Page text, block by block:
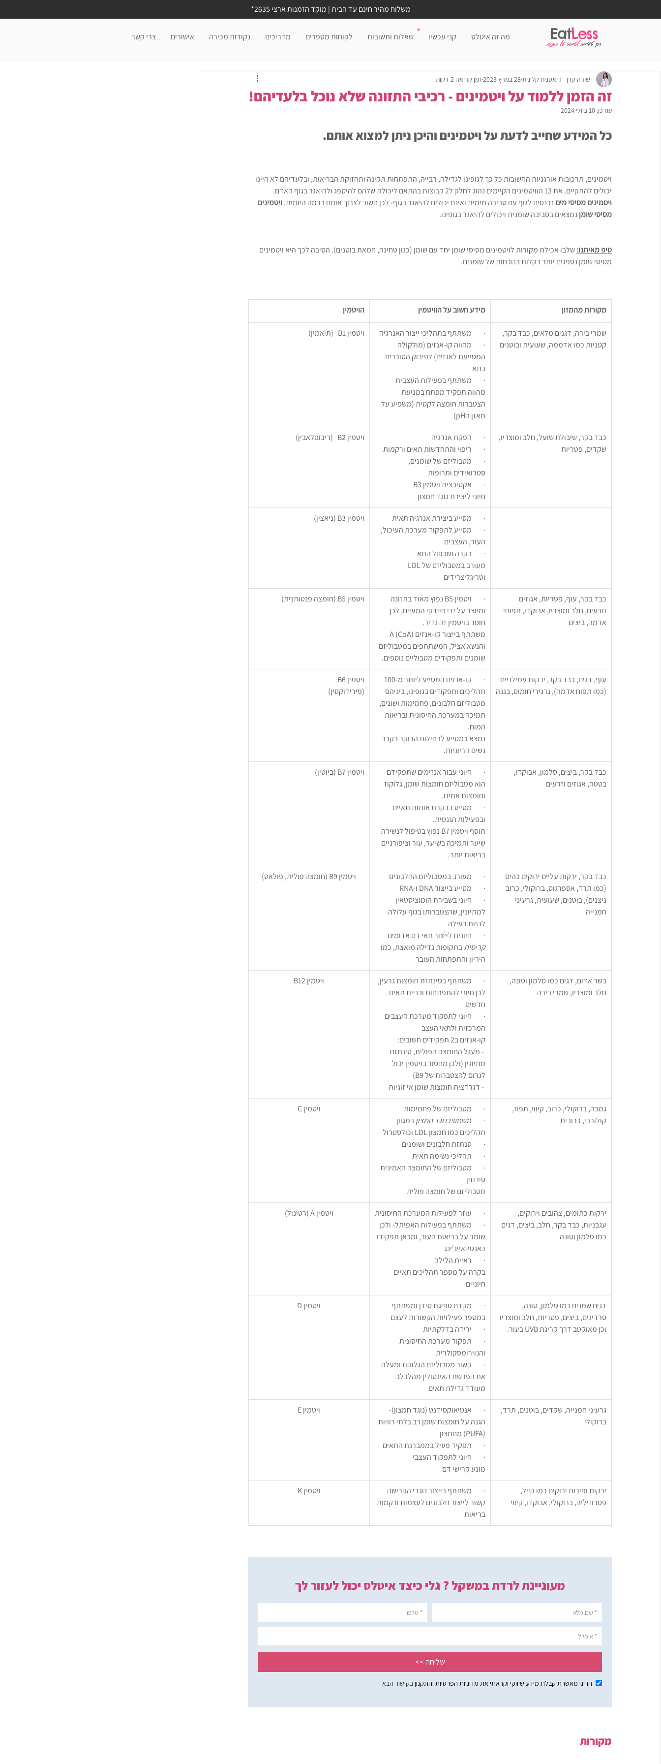
משלוח מהיר חינם עד הבית | מוקד הזמנות ארצי 2635*
מה זה איטלס קני עכשיו שאלות ותשובות לקוחות מספרים מדריכים נקודות מכירה אישורים צרי קשר
דרך טעימהלשמור על הגזרה
EatLess
זה הזמן ללמוד על ויטמינים - רכיבי התזונה שלא נוכל בלעדיהם!
שירה קרן - דיאטנית קלינית 28 במרץ 2023 זמן קריאה 2 דקות
עודכן: 10 ביולי 2024
כל המידע שחייב לדעת על ויטמינים והיכן ניתן למצוא אותם.
ויטמינים, תרכובות אורגניות החשובות כל כך לגופינו לגדילה, רבייה, התפתחות תקינה ותחזוקת הבריאות, ובלעדיהם לא היינו
יכולים להתקיים. את 13 הוויטמינים הקיימים נהוג לחלק ל2 קבוצות בהתאם ליכולת שלהם להיספג ולהיאגר בגוף האדם.
ויטמינים מסיסי מים נכנסים לגוף עם סביבה מימית ואינם יכולים להיאגר בגוף- לכן חשוב לצרוך אותם ברמה היומית. ויטמינים
מסיסי שומן נמצאים בסביבה שומנית ויכולים להיאגר בגופינו.
טיפ מאיתנו: שלבו אכילת מקורות לויטמינים מסיסי שומן יחד עם שומן (כגון טחינה, חמאת בוטנים). הסיבה לכך היא ויטמינים
מסיסי שומן נספגים יותר בקלות בנוכחות של שומנים.
מקורות מהמזון מידע חשוב על הוויטמין הויטמין
שמרי בירה, דגנים מלאים, כבד בקר,
קטניות כמו אדממה, שעועית ובוטנים
·        משתתף בתהליכי ייצור האנרגיה
·        מהווה קו-אנזים (מולקולה
המסייעת לאנזים) לפירוק הסוכרים
בתא
·        משתתף בפעילות העצבית
מהווה תפקיד מפתח במניעת
הצטברות חומצה לקטית (משפיע על
מאזן הpH)
ויטמין B1   (תיאמין)
כבד בקר, שיבולת שועל, חלב ומוצריו,
שקדים, פטריות
·        הפקת אנרגיה
·        ריפוי והתחדשות תאים ורקמות
·        מטבוליזם של שומנים,
סטרואידים ותרופות
·        אקטיבצית ויטמין B3
חיוני ליצירת נוגד חמצון
ויטמין B2   (ריבופלאבין)
·        מסייע ביצירת אנרגיה תאית
·        מסייע לתפקוד מערכת העיכול,
העור, העצבים
·        בקרה ושכפול התא
וטריגליצרידים
ויטמין B3 (ניאצין)
כבד בקר, עוף, פטריות, אגוזים
וזרעים, חלב ומוצריו, אבוקדו, תפוחי
אדמה, ביצים
·        ויטמין B5 נפוץ מאוד בתזונה
ומיוצר על ידי חיידקי המעיים, לכן
חוסר בויטמין זה נדיר.
והנשא אציל, המשתתפים במטבוליזם
שומנים ותפקודים מטבוליים נוספים.
ויטמין B5 (חומצה פנטותנית)
עוף, דגים, כבד בקר, ירקות עמילניים
(כמו תפוח אדמה), גרגירי חומוס, בננה
תהליכים ותפקודים בגופינו, ביניהם
מטבוליזם חלבונים, פחמימות ושונים,
תמיכה במערכת החיסונית ובריאות
המוח.
נמצא כמסייע לבחילות הבוקר בקרב
נשים הריוניות.
ויטמין B6
(פירידוקסין)
כבד בקר, ביצים, סלמון, אבוקדו,
בטטה, אגוזים וזרעים
·        חיוני עבור אנזימים שתפקידם
הוא מטבוליזם חומצות שומן, גלוקוז
וחומצות אמינו.
·        מסייע בבקרת אותות תאיים
ובפעילות הגנטית.
תוסף ויטמין B7 נפוץ בטיפול לנשירת
שיער ותמיכה בשיער, עור וציפורניים
בריאות יותר.
ויטמין B7 (ביוטין)
כבד בקר, ירקות עליים ירוקים כהים
(כמו תרד, אספרגוס, ברוקולי, כרוב
ניצנים), בוטנים, שעועית, גרעיני
חמנייה
·        מעורב במטבוליזם החלבונים
·        מסייע בייצור DNA ו-RNA
·        חיוני בשבירת הומוציסטאין
למתיונין, שהצטברותו בגוף עלולה
להיות רעילה
·        חיונית לייצור תאי דם אדומים
קריטית בתקופות גדילה מואצת, כמו
היריון והתפתחות העובר
ויטמין B9 (חומצה פולית, פולאט)
בשר אדום, דגים כמו סלמון וטונה,
חלב ומוצריו, שמרי בירה
·        משתתף בסינתזת חומצות גרעין,
לכן חיוני להתפתחות ובניית תאים
חדשים
·        חיוני לתפקוד מערכת העצבים
המרכזית ולתאי העצב
קו-אנזים ב2 תפקידים חשובים:
- מעגל החומצה הפולית, סינתזת
מתיונין (ולכן מחסור בויטמין יכול
לגרום להצטברות של B9)
ויטמין B12
גמבה, ברוקולי, כרוב, קיווי, תפוז,
קולורבי, כרובית
·        מטבוליזם של פחמימות
·        משמש כנוגד חמצון במגוון
תהליכים כמו חמצון LDL וכולסטרול
·        סנתזת חלבונים ושומנים
·        תהליכי נשימה תאית
·        מטבוליזם של החומצה האמינית
טירוזין
מטבוליזם של חומצה פולית
ויטמין C
ירקות כתומים, צהובים וירוקים,
עגבניות, כבד בקר, חלב, ביצים, דגים
כמו סלמון וטונה
·        עוזר לפעילות המערכת החיסונית
·        משתתף בפעילות האפיתל- ולכן
שומר על בריאות העור, ומכאן תפקידו
כאנטי-אייג'ינג
·        ראיית הלילה
בקרה על מספר תהליכים תאיים
חיוניים
ויטמין A (רטינול)
דגים שמנים כמו סלמון, טונה,
סרדינים, ביצים, פטריות, חלב ומוצריו
וכן מאוקטב דרך קרינת UVB בעור.
·        מקדם ספיגת סידן ומשתתף
במספר פעילויות הקשורות לעצם
·        ירידה בדלקתיות
·        תפקוד מערכת החיסונית
והנוירומסקולרית
·        קשור מטבוליזם הגלוקוז ומעלה
את הפרשת האינסולין מהלבלב
מעודד גדילת תאים
ויטמין D
גרעיני חמנייה, שקדים, בוטנים, תרד,
ברוקולי
·        אנטיאוקסידנט (נוגד חמצון)-
הגנה על חומצות שומן רב בלתי רוויות
(PUFA) מחמצון
·        תפקיד פעיל בממברנת התאים
·        חיוני לתפקוד העצבי
מונע קרישי דם
ויטמין E
ירקות ופירות ירוקים כמו קייל,
פטרוזיליה, ברוקולי, אבוקדו, קיווי
·        משתתף בייצור נוגדי הקרישה
קשור לייצור חלבונים לעצמות ורקמות
בריאות
ויטמין K
מקורות